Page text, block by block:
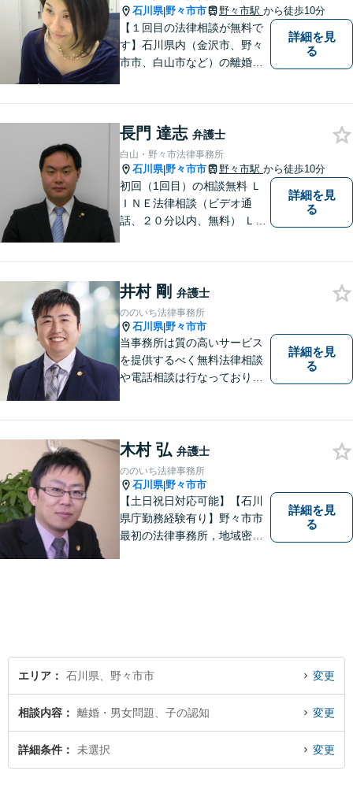
石川県|野々市市 野々市駅 から徒歩10分
【１回目の法律相談が無料で
す】石川県内（金沢市、野々
市市、白山市など）の離婚、
のお悩みも、女性の弁護士が
相談にのることができます。
【女性弁護士在籍】
詳細を見
る
長門 達志 弁護士
白山・野々市法律事務所
石川県|野々市市 野々市駅 から徒歩10分
初回（1回目）の相談無料 Ｌ
ＩＮＥ法律相談（ビデオ通
話、２０分以内、無料） ＬＩ
産、個人再生、任意整理）
や、 離婚、相続、交通事故、
慰謝料などの問題解決をお手
伝いします
詳細を見
る
井村 剛 弁護士
ののいち法律事務所
石川県|野々市市
当事務所は質の高いサービス
を提供するべく無料法律相談
や電話相談は行なっておりま
回収「スピード対応」／企業
法務「顧問契約も可能」【夜
間・休日面談可】【完全個
室】
詳細を見
る
木村 弘 弁護士
ののいち法律事務所
石川県|野々市市
【土日祝日対応可能】【石川
県庁勤務経験有り】野々市市
最初の法律事務所，地域密着
詳細を見
る
エリア 石川県、野々市市 変更
相談内容 離婚・男女問題、子の認知 変更
詳細条件 未選択 変更